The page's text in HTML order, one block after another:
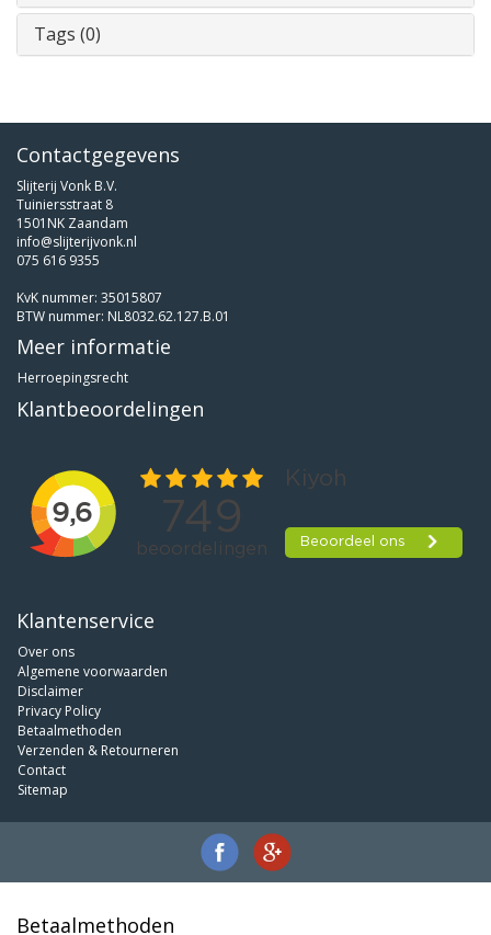
Tags (0)
Contactgegevens
Slijterij Vonk B.V.
Tuiniersstraat 8
1501NK Zaandam
info@slijterijvonk.nl
075 616 9355
KvK nummer: 35015807
BTW nummer: NL8032.62.127.B.01
Meer informatie
Herroepingsrecht
Klantbeoordelingen
Klantenservice
Over ons
Algemene voorwaarden
Disclaimer
Privacy Policy
Betaalmethoden
Verzenden & Retourneren
Contact
Sitemap
Betaalmethoden